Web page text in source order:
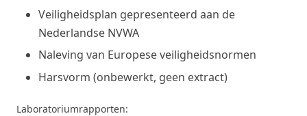
Veiligheidsplan gepresenteerd aan de
Nederlandse NVWA
Naleving van Europese veiligheidsnormen
Harsvorm (onbewerkt, geen extract)
Laboratoriumrapporten: